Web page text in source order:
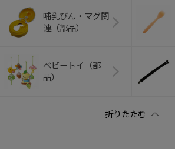
哺乳びん・マグ関
連（部品）
ベビートイ（部
品）